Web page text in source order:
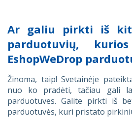
Ar galiu pirkti iš
parduotuvių,
EshopWeDrop
Žinoma, taip! Svetainėje
nuo ko pradėti, tačiau gali
parduotuves. Galite pirkti iš
parduotuvės, kuri pristato